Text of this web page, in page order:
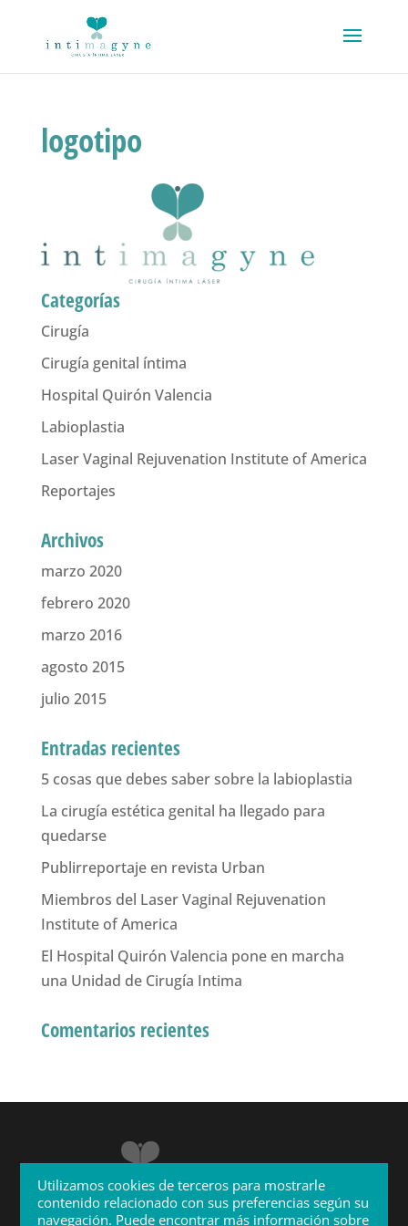
logotipo
Categorías
Cirugía
Cirugía genital íntima
Hospital Quirón Valencia
Labioplastia
Laser Vaginal Rejuvenation Institute of America
Reportajes
Archivos
marzo 2020
febrero 2020
marzo 2016
agosto 2015
julio 2015
Entradas recientes
5 cosas que debes saber sobre la labioplastia
La cirugía estética genital ha llegado para
quedarse
Publirreportaje en revista Urban
Miembros del Laser Vaginal Rejuvenation
Institute of America
El Hospital Quirón Valencia pone en marcha
una Unidad de Cirugía Intima
Comentarios recientes
Utilizamos cookies de terceros para mostrarle
contenido relacionado con sus preferencias según su
navegación. Puede encontrar más información sobre